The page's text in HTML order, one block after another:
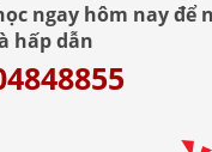
ngay hôm nay để
hấp dẫn